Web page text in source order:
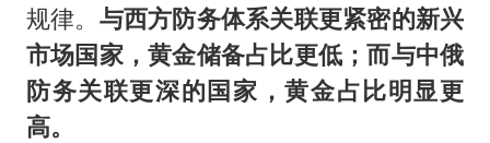
规律。 与西方防务体系关联更紧密的新兴
市场国家，黄金储备占比更低；而与中俄
防务关联更深的国家，黄金占比明显更
高。